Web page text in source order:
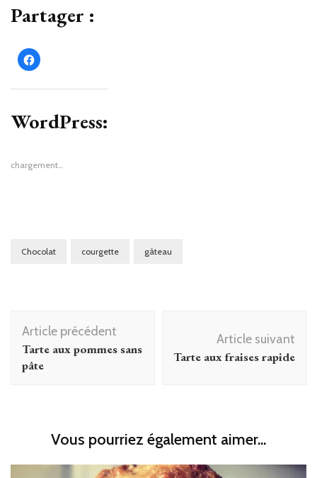
Partager :
Cliquez
pour
Facebook(ouvre
nouvelle
fenêtre)
WordPress:
chargement…
Chocolat courgette gâteau
Navigation
d'article
Article précédent
Tarte aux pommes sans
pâte
Article suivant
Tarte aux fraises rapide
Vous pourriez également aimer...